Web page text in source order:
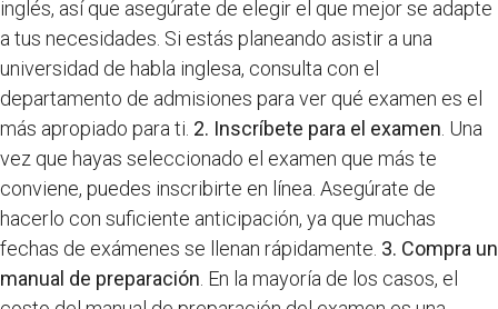
inglés, así que asegúrate de elegir el que mejor se adapte
a tus necesidades. Si estás planeando asistir a una
universidad de habla inglesa, consulta con el
departamento de admisiones para ver qué examen es el
más apropiado para ti. 2. Inscríbete para el examen . Una
vez que hayas seleccionado el examen que más te
conviene, puedes inscribirte en línea. Asegúrate de
hacerlo con suficiente anticipación, ya que muchas
fechas de exámenes se llenan rápidamente. 3. Compra un
manual de preparación . En la mayoría de los casos, el